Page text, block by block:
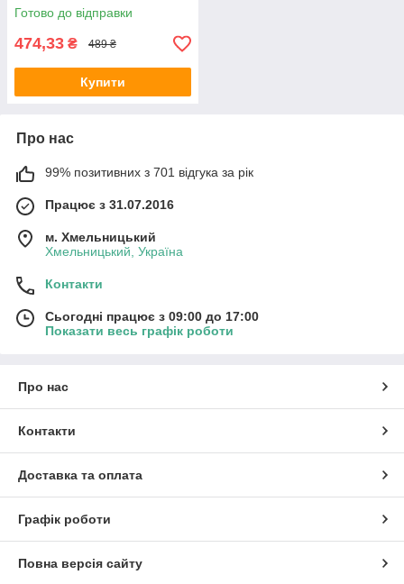
Готово до відправки
474,33 ₴ 489 ₴
Купити
Про нас
99% позитивних з 701 відгука за рік
Працює з 31.07.2016
м. Хмельницький
Хмельницький, Україна
Контакти
Сьогодні працює з 09:00 до 17:00
Показати весь графік роботи
Про нас
Контакти
Доставка та оплата
Графік роботи
Повна версія сайту